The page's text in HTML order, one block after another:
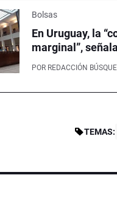
Bolsas
En Uruguay, la
marginal”,
POR REDACCIÓN
TEMAS: